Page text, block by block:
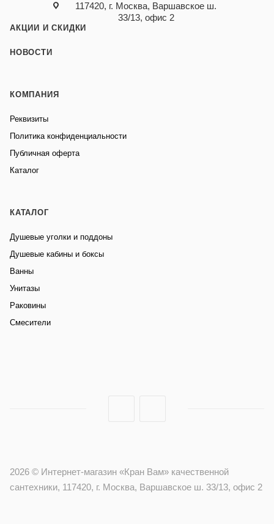
117420, г. Москва, Варшавское ш.
33/13, офис 2
АКЦИИ И СКИДКИ
НОВОСТИ
КОМПАНИЯ
Реквизиты
Политика конфиденциальности
Публичная оферта
Каталог
КАТАЛОГ
Душевые уголки и поддоны
Душевые кабины и боксы
Ванны
Унитазы
Раковины
Смесители
2026 © Интернет-магазин «Кран Вам» качественной
сантехники, 117420, г. Москва, Варшавское ш. 33/13, офис 2